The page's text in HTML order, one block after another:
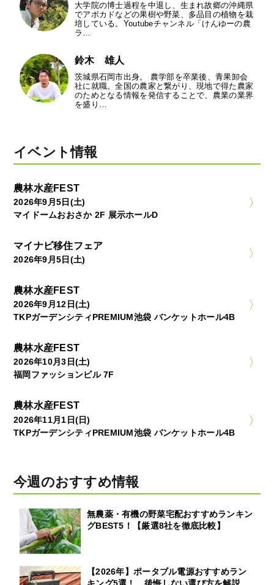
大学院の博士過程を中退し、生まれ故郷の沖縄県
でアボカドなどの果樹や野菜、多品目の植物を栽
培している。Youtubeチャンネル「けんゆーの農
ラ…
鈴木 雄人
茨城県石岡市出身。 農学部を卒業後、青果卸会
社に就職。全国の農家と繋がり、現地で得た農家
のためとなる情報を発信することで、農業の業界
を盛り…
イベント情報
農林水産FEST
2026年9月5日(土)
マイドームおおさか 2F 展示ホールD
マイナビ移住フェア
2026年9月5日(土)
農林水産FEST
2026年9月12日(土)
TKPガーデンシティPREMIUM池袋 バンケットホール4B
農林水産FEST
2026年10月3日(土)
福岡ファッションビル 7F
農林水産FEST
2026年11月1日(日)
TKPガーデンシティPREMIUM池袋 バンケットホール4B
今週のおすすめ情報
無農薬・有機の野菜宅配おすすめランキン
グBEST5！【厳選8社を徹底比較】
【2026年】ポータブル電源おすすめラン